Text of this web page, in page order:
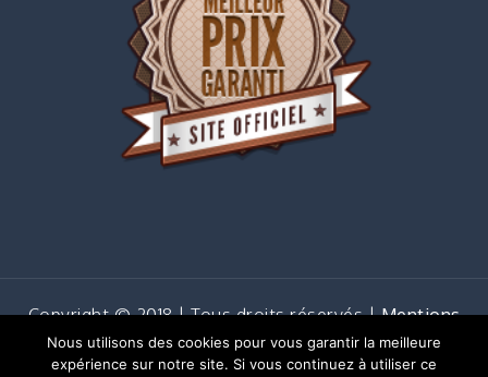
Copyright © 2018 | Tous droits réservés |Mentions
Shark Business byShark Themes
Nous utilisons des cookies pour vous garantir la meilleure
expérience sur notre site. Si vous continuez à utiliser ce